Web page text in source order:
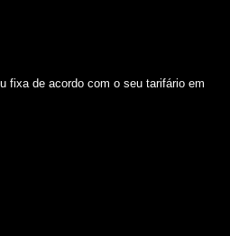
fixa de acordo com o seu tarifário em